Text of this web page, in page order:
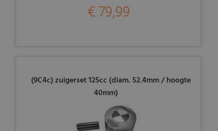
€ 79,99
(9C4c) zuigerset 125cc (diam. 52.4mm / hoogte
40mm)